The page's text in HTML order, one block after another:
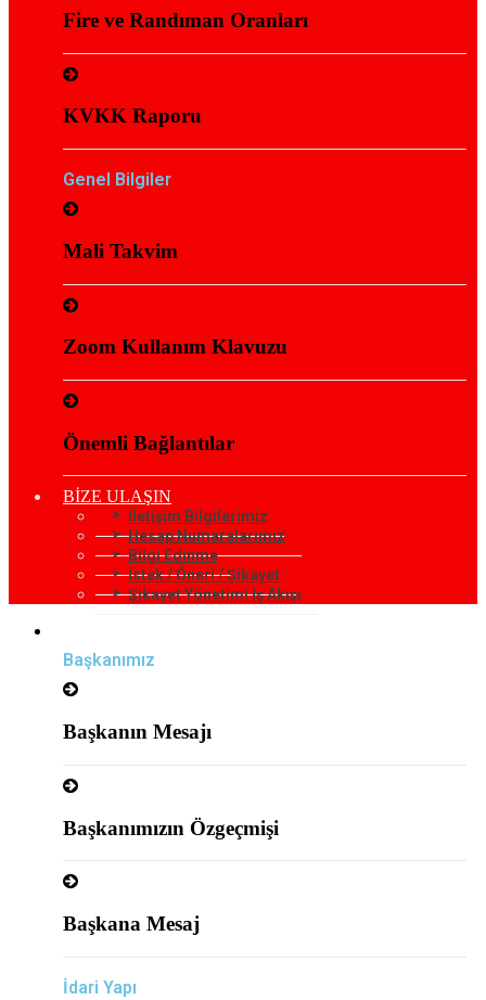
Fire ve Randıman Oranları
KVKK Raporu
Genel Bilgiler
Mali Takvim
Zoom Kullanım Klavuzu
Önemli Bağlantılar
BİZE ULAŞIN
İletişim Bilgilerimiz
Hesap Numaralarımız
Bilgi Edinme
İstek / Öneri / Şikayet
Şikayet Yönetimi İş Akışı
Başkanımız
Başkanın Mesajı
Başkanımızın Özgeçmişi
Başkana Mesaj
İdari Yapı